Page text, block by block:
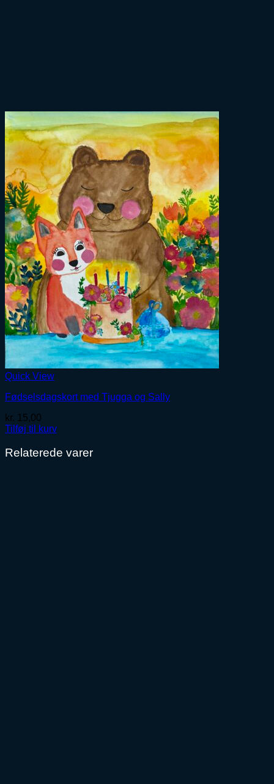
Quick View
Fødselsdagskort med Tjugga og Sally
kr. 15,00
Tilføj til kurv
Relaterede varer